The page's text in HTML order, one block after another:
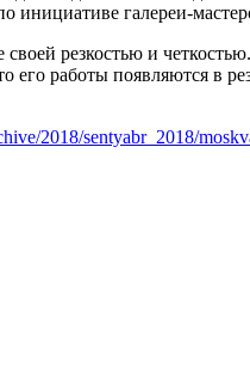
галереи-
резкостью и
работы появляются в
2018/sentyabr_2018/